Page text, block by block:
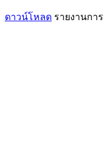
ดาวน์โหลด รายงานกา